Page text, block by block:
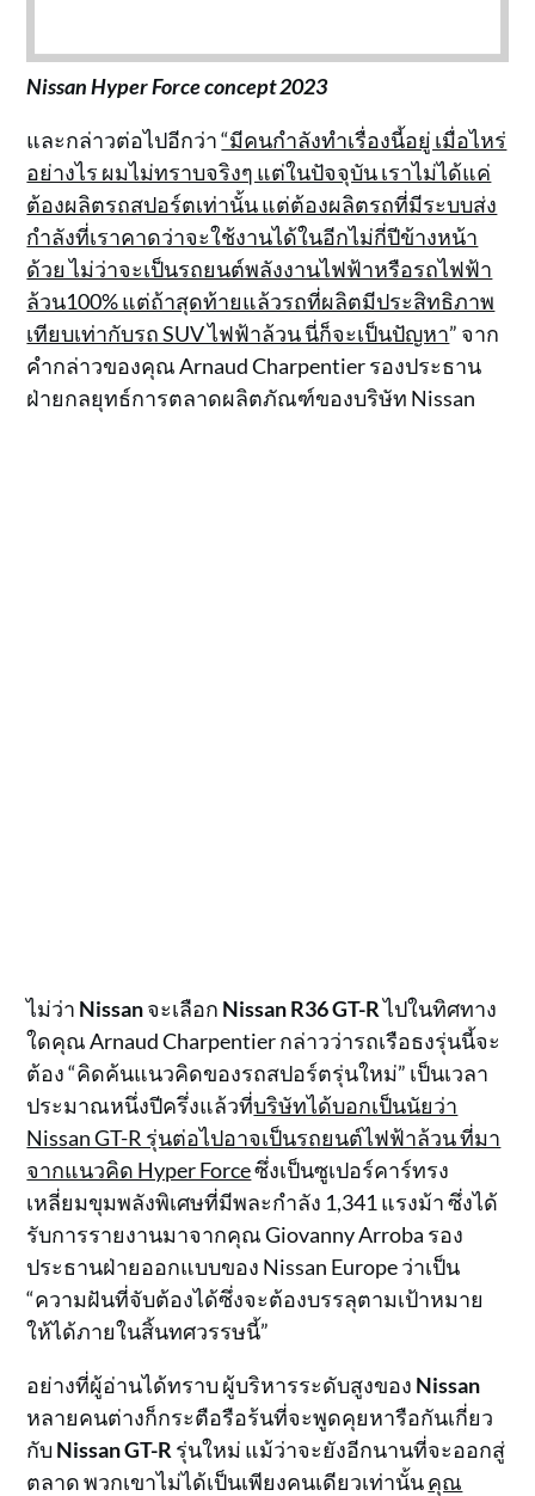
Nissan Hyper Force concept 2023
และกล่าวต่อไปอีกว่า“มีคนกำลังทำเรื่องนี้อยู่ เมื่อไหร่
อย่างไร ผมไม่ทราบจริงๆ แต่ในปัจจุบัน เราไม่ได้แค่
ต้องผลิตรถสปอร์ตเท่านั้น แต่ต้องผลิตรถที่มีระบบส่ง
กำลังที่เราคาดว่าจะใช้งานได้ในอีกไม่กี่ปีข้างหน้า
ด้วย ไม่ว่าจะเป็นรถยนต์พลังงานไฟฟ้าหรือรถไฟฟ้า
ล้วน100% แต่ถ้าสุดท้ายแล้วรถที่ผลิตมีประสิทธิภาพ
เทียบเท่ากับรถ SUV ไฟฟ้าล้วน นี่ก็จะเป็นปัญหา” จาก
คำกล่าวของคุณ Arnaud Charpentier รองประธาน
ฝ่ายกลยุทธ์การตลาดผลิตภัณฑ์ของบริษัท Nissan
ไม่ว่า Nissanจะเลือก Nissan R36 GT-Rไปในทิศทาง
ใดคุณ Arnaud Charpentier กล่าวว่ารถเรือธงรุ่นนี้จะ
ต้อง “คิดค้นแนวคิดของรถสปอร์ตรุ่นใหม่” เป็นเวลา
ประมาณหนึ่งปีครึ่งแล้วที่บริษัทได้บอกเป็นนัยว่า
Nissan GT-R รุ่นต่อไปอาจเป็นรถยนต์ไฟฟ้าล้วน ที่มา
จากแนวคิด Hyper Forceซึ่งเป็นซูเปอร์คาร์ทรง
เหลี่ยมขุมพลังพิเศษที่มีพละกำลัง 1,341 แรงม้า ซึ่งได้
รับการรายงานมาจากคุณ Giovanny Arroba รอง
ประธานฝ่ายออกแบบของ Nissan Europe ว่าเป็น
“ความฝันที่จับต้องได้ซึ่งจะต้องบรรลุตามเป้าหมาย
ให้ได้ภายในสิ้นทศวรรษนี้”
อย่างที่ผู้อ่านได้ทราบ ผู้บริหารระดับสูงของ Nissan
หลายคนต่างก็กระตือรือร้นที่จะพูดคุยหารือกันเกี่ยว
กับNissan GT-R รุ่นใหม่ แม้ว่าจะยังอีกนานที่จะออกสู่
ตลาด พวกเขาไม่ได้เป็นเพียงคนเดียวเท่านั้นคุณ